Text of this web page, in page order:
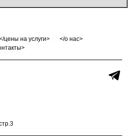
цены на услуги
о нас